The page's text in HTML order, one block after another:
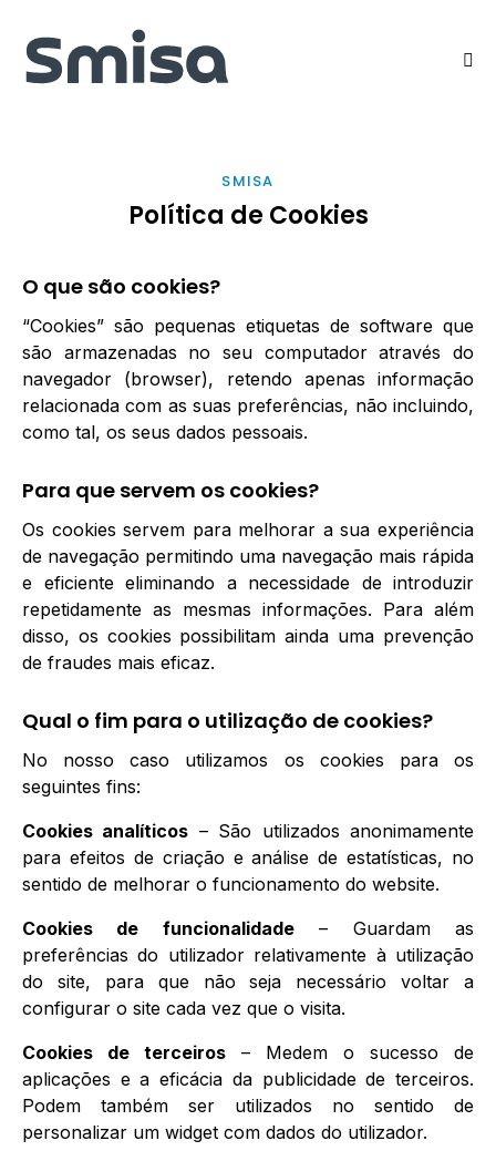
SMISA
Política de Cookies
O que são cookies?
“Cookies” são pequenas etiquetas de software que
são armazenadas no seu computador através do
navegador (browser), retendo apenas informação
relacionada com as suas preferências, não incluindo,
como tal, os seus dados pessoais.
Para que servem os cookies?
Os cookies servem para melhorar a sua experiência
de navegação permitindo uma navegação mais rápida
e eficiente eliminando a necessidade de introduzir
repetidamente as mesmas informações. Para além
disso, os cookies possibilitam ainda uma prevenção
de fraudes mais eficaz.
Qual o fim para o utilização de cookies?
No nosso caso utilizamos os cookies para os
seguintes fins:
Cookies analíticos – São utilizados anonimamente
para efeitos de criação e análise de estatísticas, no
sentido de melhorar o funcionamento do website.
Cookies de funcionalidade– Guardam as
preferências do utilizador relativamente à utilização
do site, para que não seja necessário voltar a
configurar o site cada vez que o visita.
Cookies de terceiros – Medem o sucesso de
aplicações e a eficácia da publicidade de terceiros.
Podem também ser utilizados no sentido de
personalizar um widget com dados do utilizador.